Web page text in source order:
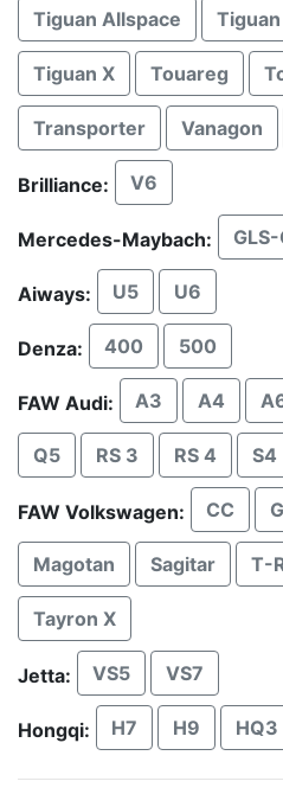
Tiguan Allspace Tiguan
Tiguan X Touareg
Transporter Vanagon
Brilliance: V6
Mercedes-Maybach:
Aiways: U5 U6
Denza: 400 500
FAW Audi: A3 A4
Q5 RS 3 RS 4 S4
FAW Volkswagen: CC
Magotan Sagitar T-
Tayron X
Jetta: VS5 VS7
Hongqi: H7 H9 HQ3